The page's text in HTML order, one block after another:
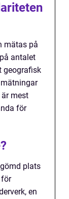
mätas på
antalet
geografisk
mest
för
plats
för
en